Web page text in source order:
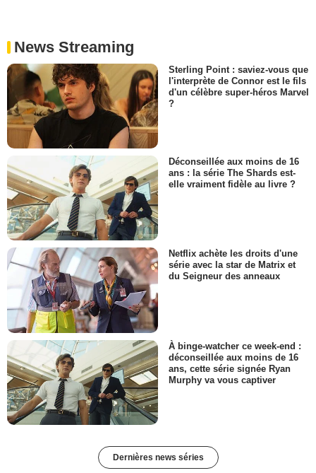
News Streaming
Sterling Point : saviez-vous que
l'interprète de Connor est le fils
d'un célèbre super-héros Marvel
?
Déconseillée aux moins de 16
ans : la série The Shards est-
elle vraiment fidèle au livre ?
Netflix achète les droits d'une
série avec la star de Matrix et
du Seigneur des anneaux
À binge-watcher ce week-end :
déconseillée aux moins de 16
ans, cette série signée Ryan
Murphy va vous captiver
Dernières news séries